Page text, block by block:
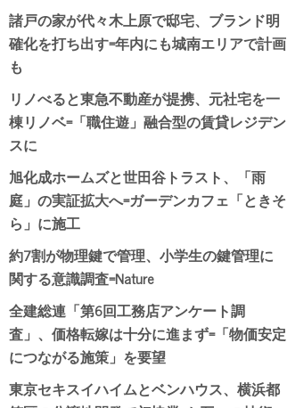
諸戸の家が代々木上原で邸宅、ブランド明
確化を打ち出す=年内にも城南エリアで計画
も
リノべると東急不動産が提携、元社宅を一
棟リノベ=「職住遊」融合型の賃貸レジデン
スに
旭化成ホームズと世田谷トラスト、「雨
庭」の実証拡大へ=ガーデンカフェ「ときそ
ら」に施工
約7割が物理鍵で管理、小学生の鍵管理に
関する意識調査=Nature
全建総連「第6回工務店アンケート調
査」、価格転嫁は十分に進まず=「物価安定
につながる施策」を要望
東京セキスイハイムとベンハウス、横浜都